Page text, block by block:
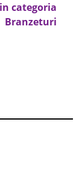
categoria
Branzeturi